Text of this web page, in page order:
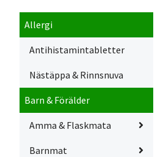
Allergi
Antihistamintabletter
Nästäppa & Rinnsnuva
Barn & Förälder
Amma & Flaskmata
Barnmat